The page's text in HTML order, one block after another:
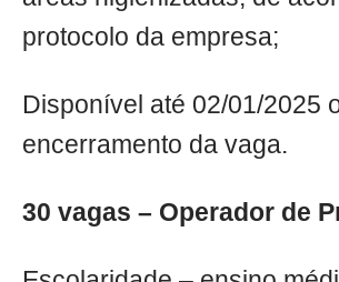
protocolo da empresa;
Disponível até 02/01/2025
encerramento da vaga.
30 vagas – Operador de